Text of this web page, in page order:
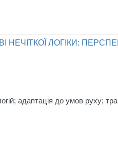
ЛОГІКИ:
адаптація до умов руху;